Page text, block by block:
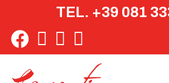
TEL. +39 081